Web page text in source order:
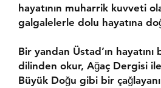
hayatının muharrik kuvveti
galgalelerle dolu hayatına
Bir yandan Üstad’ın
dilinden okur, Ağaç Dergisi
Büyük Doğu gibi bir